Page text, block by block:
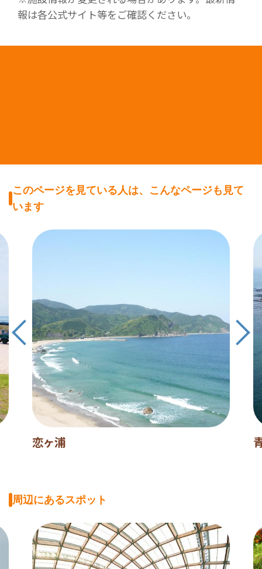
報は各公式サイト等をご確認ください。
このページを見ている人は、こんなページも見て
います
恋ヶ浦
周辺にあるスポット